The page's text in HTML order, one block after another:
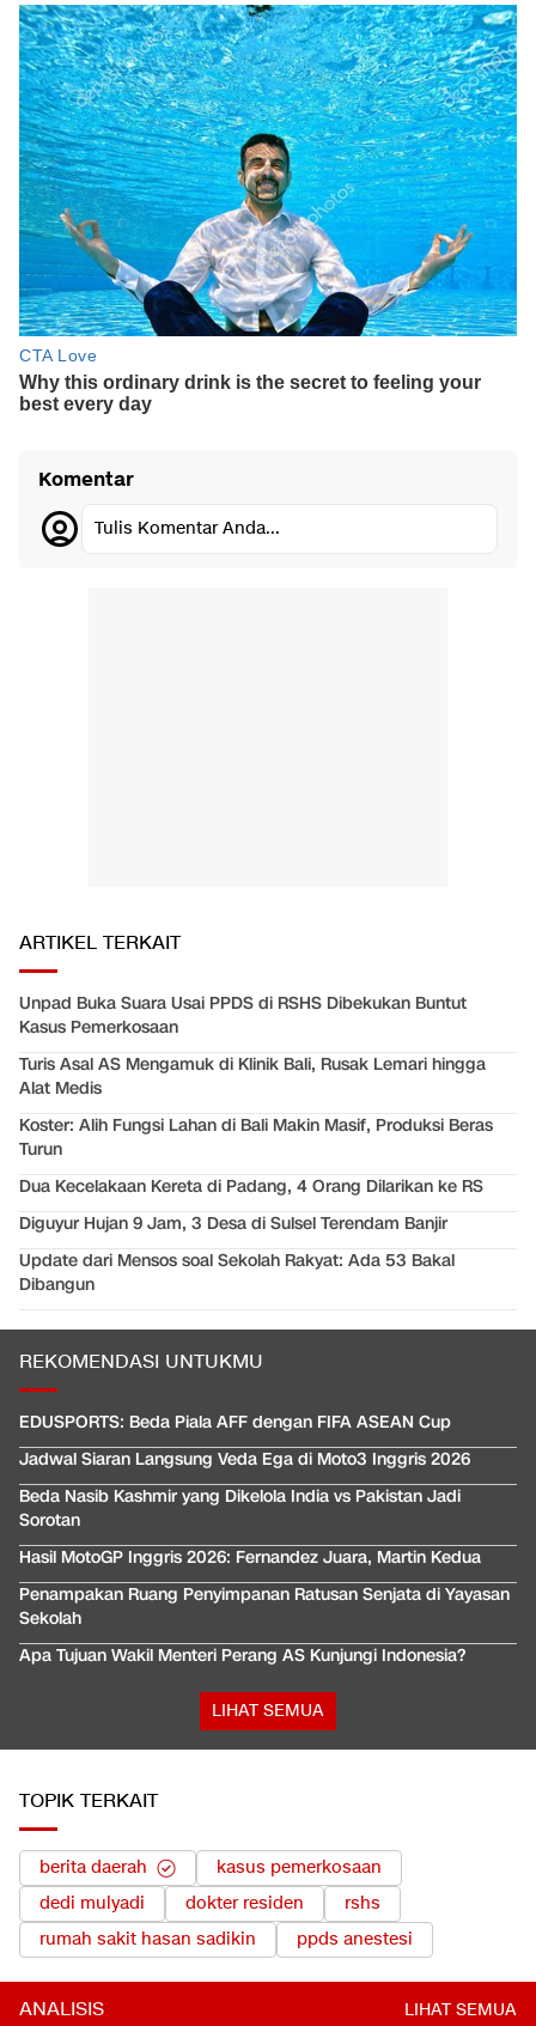
Komentar
Tulis Komentar Anda...
ARTIKEL TERKAIT
Unpad Buka Suara Usai PPDS di RSHS Dibekukan Buntut
Kasus Pemerkosaan
Turis Asal AS Mengamuk di Klinik Bali, Rusak Lemari hingga
Alat Medis
Koster: Alih Fungsi Lahan di Bali Makin Masif, Produksi Beras
Turun
Dua Kecelakaan Kereta di Padang, 4 Orang Dilarikan ke RS
Diguyur Hujan 9 Jam, 3 Desa di Sulsel Terendam Banjir
Update dari Mensos soal Sekolah Rakyat: Ada 53 Bakal
Dibangun
REKOMENDASI UNTUKMU
EDUSPORTS: Beda Piala AFF dengan FIFA ASEAN Cup
Jadwal Siaran Langsung Veda Ega di Moto3 Inggris 2026
Beda Nasib Kashmir yang Dikelola India vs Pakistan Jadi
Sorotan
Hasil MotoGP Inggris 2026: Fernandez Juara, Martin Kedua
Penampakan Ruang Penyimpanan Ratusan Senjata di Yayasan
Sekolah
Apa Tujuan Wakil Menteri Perang AS Kunjungi Indonesia?
LIHAT SEMUA
TOPIK TERKAIT
berita daerah
kasus pemerkosaan
dedi mulyadi
dokter residen
rshs
rumah sakit hasan sadikin
ppds anestesi
ANALISIS LIHAT SEMUA